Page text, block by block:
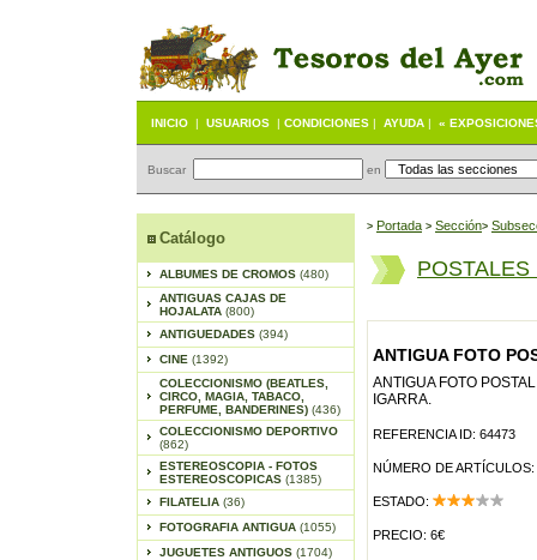
INICIO | USUARIOS | CONDICIONES | AYUDA | «
Buscar en
Catálogo
ALBUMES DE CROMOS (480)
ANTIGUAS CAJAS DE
HOJALATA (800)
ANTIGUEDADES (394)
CINE (1392)
COLECCIONISMO (BEATLES,
CIRCO, MAGIA, TABACO,
PERFUME, BANDERINES) (436)
COLECCIONISMO DEPORTIVO
(862)
ESTEREOSCOPIA - FOTOS
ESTEREOSCOPICAS (1385)
FILATELIA (36)
FOTOGRAFIA ANTIGUA (1055)
JUGUETES ANTIGUOS (1704)
> Portada > Sección>
POSTALES
ANTIGUA FOTO
ANTIGUA FOTO
IGARRA.
REFERENCIA ID: 64473
NÚMERO DE ARTÍCULOS:
ESTADO:
PRECIO: 6€